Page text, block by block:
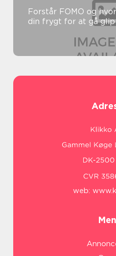
Forstår FOMO og
din frygt for at gå
web: